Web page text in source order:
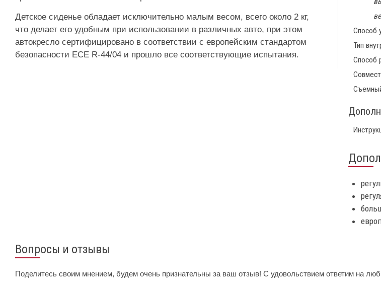
Детское сиденье обладает исключительно малым весом, всего около 2 кг,
что делает его удобным при использовании в различных авто, при этом
автокресло сертифицировано в соответствии с европейским стандартом
безопасности ECE R-44/04 и прошло все соответствующие испытания.
Способ
Тип
Способ
Вопросы и отзывы
Поделитесь своим мнением, будем очень признательны за ваш отзыв! С удовольствием ответим на